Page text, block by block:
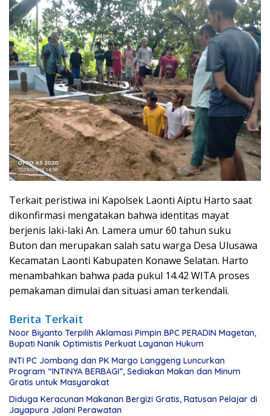
Terkait peristiwa ini Kapolsek Laonti Aiptu Harto saat
dikonfirmasi mengatakan bahwa identitas mayat
berjenis laki-laki An. Lamera umur 60 tahun suku
Buton dan merupakan salah satu warga Desa Ulusawa
Kecamatan Laonti Kabupaten Konawe Selatan. Harto
menambahkan bahwa pada pukul 14.42 WITA proses
pemakaman dimulai dan situasi aman terkendali.
Berita Terkait
Noor Biyanto Terpilih Aklamasi Pimpin BPC PERADIN Magetan,
Bupati Nanik Optimistis Perkuat Layanan Hukum
INTI PC Jombang dan PK Margo Langgeng Luncurkan
Program “INTINYA BERBAGI”, Sediakan Makan dan Minum
Gratis untuk Masyarakat
Diduga Keracunan Makanan Bergizi Gratis, Ratusan Pelajar di
Jayapura Jalani Perawatan